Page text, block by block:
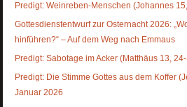
Predigt: Weinreben-Menschen (Johannes
Gottesdienstentwurf zur Osternacht 2026:
hinführen?“ – Auf dem Weg nach Emmaus
Predigt: Sabotage im Acker (Matthäus 13,
Predigt: Die Stimme Gottes aus dem Koffer
Januar 2026